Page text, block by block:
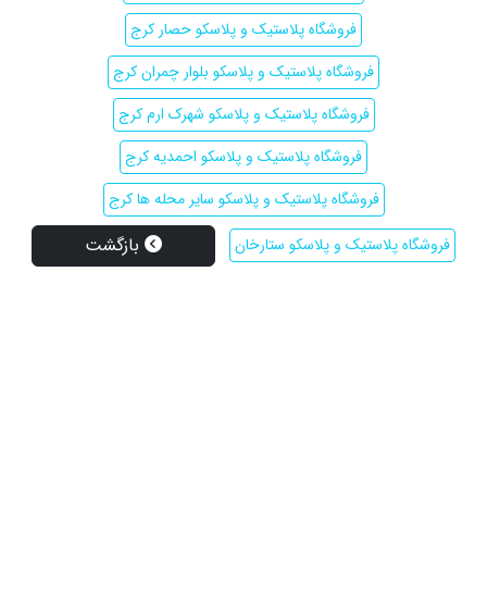
فروشگاه پلاستیک و پلاسکو حصار کرج
فروشگاه پلاستیک و پلاسکو بلوار چمران کرج
فروشگاه پلاستیک و پلاسکو شهرک ارم کرج
فروشگاه پلاستیک و پلاسکو احمدیه کرج
فروشگاه پلاستیک و پلاسکو سایر محله ها کرج
فروشگاه پلاستیک و پلاسکو ستارخان
بازگشت